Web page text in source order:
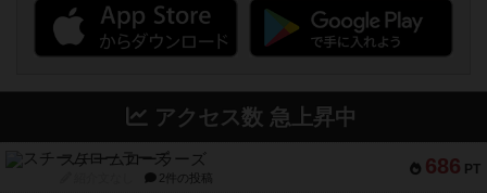
アクセス数 急上昇中
686 PT
スチームローラーズ
2件の投稿